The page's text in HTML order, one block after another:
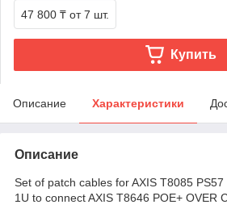
47 800 ₸ от 7 шт.
Купить
Описание Характеристики
Описание
Set of patch cables for AXIS T8085
1U to connect AXIS T8646 POE+ OVER